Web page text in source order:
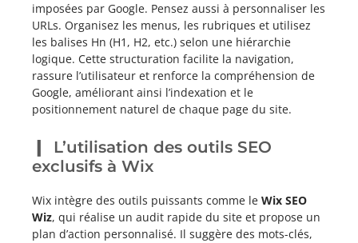
imposées par Google. Pensez aussi à personnaliser les
URLs. Organisez les menus, les rubriques et utilisez
les balises Hn (H1, H2, etc.) selon une hiérarchie
logique. Cette structuration facilite la navigation,
rassure l’utilisateur et renforce la compréhension de
Google, améliorant ainsi l’indexation et le
positionnement naturel de chaque page du site.
L’utilisation des outils SEO
exclusifs à Wix
Wix intègre des outils puissants comme le Wix SEO
Wiz, qui réalise un audit rapide du site et propose un
plan d’action personnalisé. Il suggère des mots-clés,